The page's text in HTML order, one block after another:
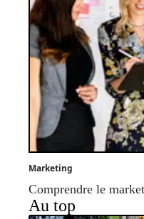
Marketing
Comprendre le
Au top